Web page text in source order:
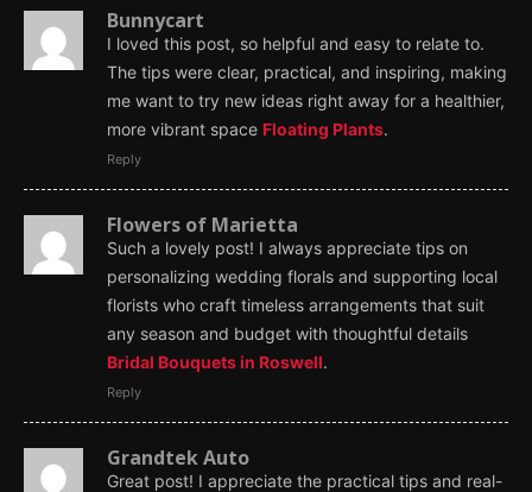
Bunnycart
I loved this post, so helpful and easy to relate to.
The tips were clear, practical, and inspiring, making
me want to try new ideas right away for a healthier,
more vibrant space Floating Plants.
Reply
Flowers of Marietta
Such a lovely post! I always appreciate tips on
personalizing wedding florals and supporting local
florists who craft timeless arrangements that suit
any season and budget with thoughtful details
Bridal Bouquets in Roswell.
Reply
Grandtek Auto
Great post! I appreciate the practical tips and real-